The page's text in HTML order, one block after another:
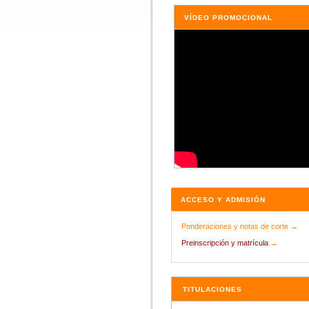
VÍDEO PROMOCIONAL
ACCESO Y ADMISIÓN
Ponderaciones y notas de corte →
Preinscripción y matrícula →
TITULACIONES